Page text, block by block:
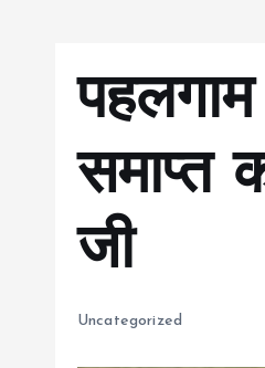
समाप्त
जी
Uncategorized